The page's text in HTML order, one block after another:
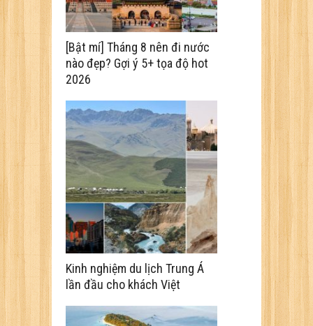
[Bật mí] Tháng 8 nên đi nước
nào đẹp? Gợi ý 5+ tọa độ hot
2026
Kinh nghiệm du lịch Trung Á
lần đầu cho khách Việt